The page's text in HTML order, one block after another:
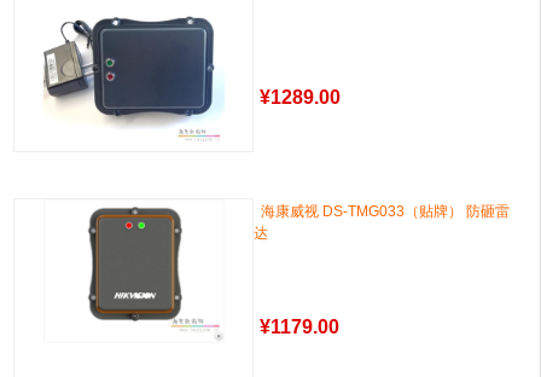
¥1289.00
海康威视 DS-TMG033（贴牌） 防砸雷
达
¥1179.00